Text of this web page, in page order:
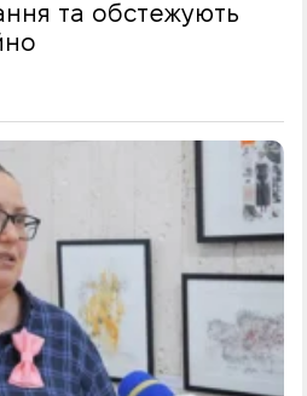
та обстежують